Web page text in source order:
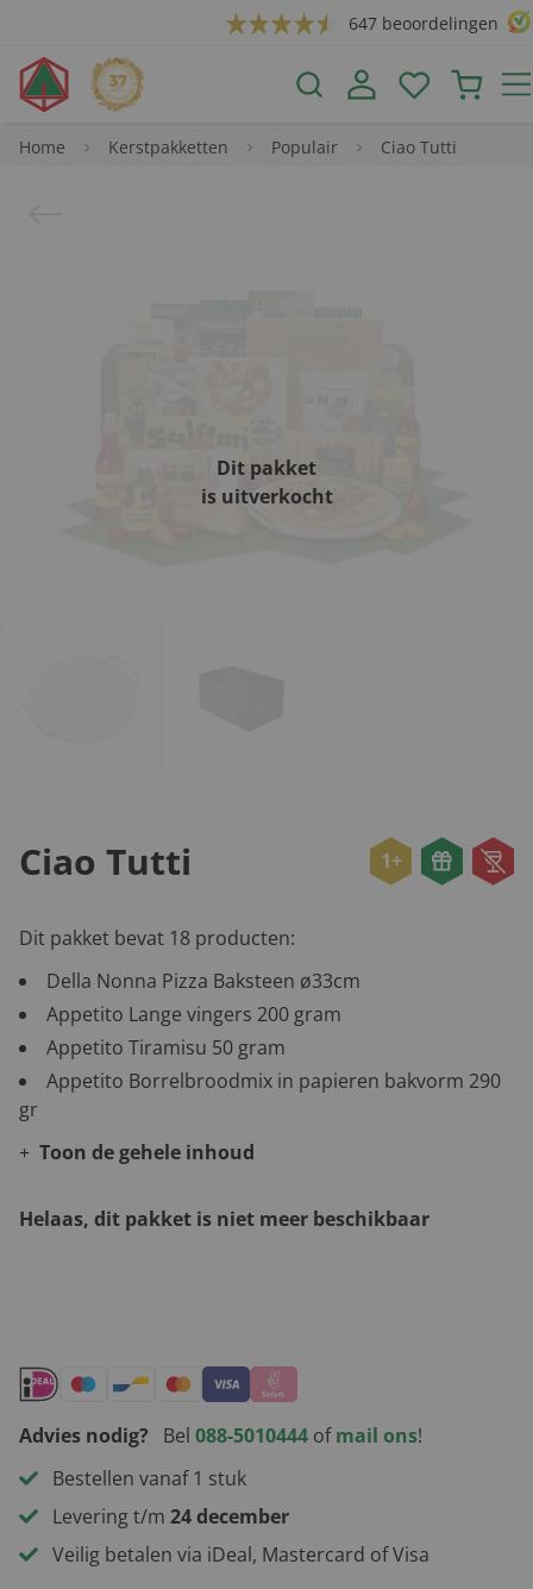
647 beoordelingen
Home Kerstpakketten Populair Ciao Tutti
Dit pakket
is uitverkocht
Ciao Tutti 1+
Dit pakket bevat 18 producten:
Della Nonna Pizza Baksteen ø33cm
Appetito Lange vingers 200 gram
Appetito Tiramisu 50 gram
Appetito Borrelbroodmix in papieren bakvorm 290
gr
Toon de gehele inhoud
Helaas, dit pakket is niet meer beschikbaar
Advies nodig? Bel 088-5010444 ofmail ons!
Bestellen vanaf 1 stuk
Levering t/m 24 december
Veilig betalen via iDeal, Mastercard of Visa